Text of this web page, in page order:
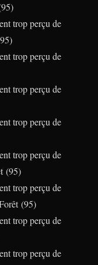
trop perçu de
trop perçu de
trop perçu de
trop perçu de
trop perçu de
(95)
trop perçu de
(95)
trop perçu de
trop perçu de